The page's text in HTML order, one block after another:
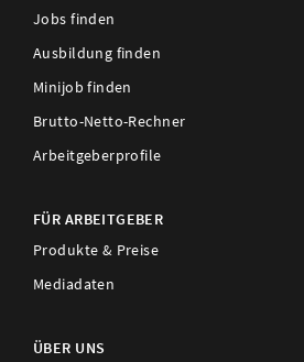
Jobs finden
Ausbildung finden
Minijob finden
Brutto-Netto-Rechner
Arbeitgeberprofile
FÜR ARBEITGEBER
Produkte & Preise
Mediadaten
ÜBER UNS